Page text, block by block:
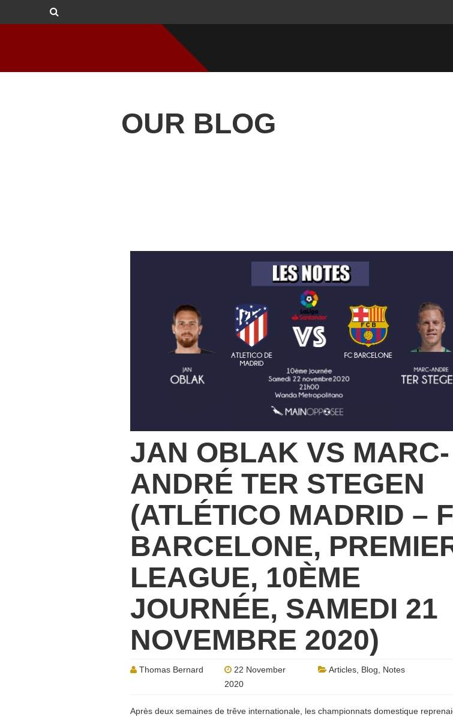
OUR BLOG
JAN OBLAK VS MARC-
ANDRÉ TER STEGEN
(ATLÉTICO MADRID –
BARCELONE,
LEAGUE, 10ÈME
JOURNÉE, SAMEDI 21
NOVEMBRE 2020)
Thomas Bernard
22 November
2020
Articles Blog Notes
Après deux semaines de trêve internationale, les championnats domestique